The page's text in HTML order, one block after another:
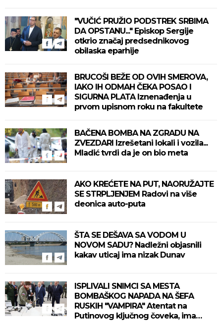
"VUČIĆ PRUŽIO PODSTREK SRBIMA
DA OPSTANU..." Episkop Sergije
otkrio značaj predsednikovog
obilaska eparhije
BRUCOŠI BEŽE OD OVIH SMEROVA,
IAKO IH ODMAH ČEKA POSAO I
SIGURNA PLATA Iznenađenja u
prvom upisnom roku na fakultete
BAČENA BOMBA NA ZGRADU NA
ZVEZDARI Izrešetani lokali i vozila...
Mladić tvrdi da je on bio meta
AKO KREĆETE NA PUT, NAORUŽAJTE
SE STRPLJENJEM Radovi na više
deonica auto-puta
ŠTA SE DEŠAVA SA VODOM U
NOVOM SADU? Nadležni objasnili
kakav uticaj ima nizak Dunav
ISPLIVALI SNIMCI SA MESTA
BOMBAŠKOG NAPADA NA ŠEFA
RUSKIH "VAMPIRA" Atentat na
Putinovog ključnog čoveka, ima